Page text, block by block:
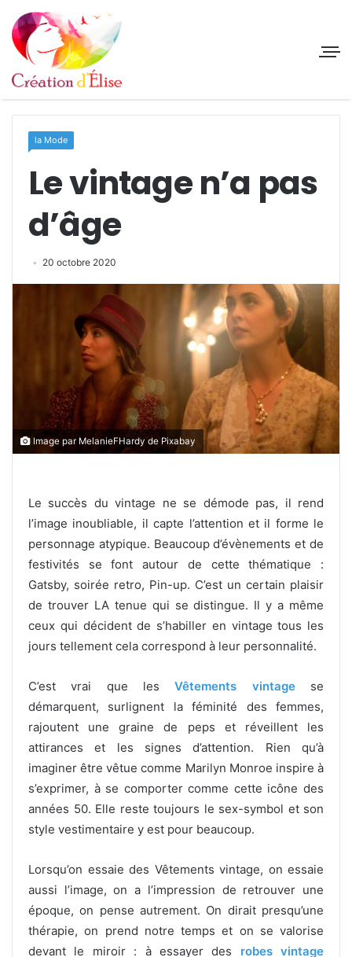
la Mode
Le vintage n’a pas
d’âge
20 octobre 2020
Image par MelanieFHardy de Pixabay
Le succès du vintage ne se démode pas, il rend
l’image inoubliable, il capte l’attention et il forme le
personnage atypique. Beaucoup d’évènements et de
festivités se font autour de cette thématique :
Gatsby, soirée retro, Pin-up. C’est un certain plaisir
de trouver LA tenue qui se distingue. Il y a même
ceux qui décident de s’habiller en vintage tous les
jours tellement cela correspond à leur personnalité.
C’est vrai que lesVêtements vintagese
démarquent, surlignent la féminité des femmes,
rajoutent une graine de peps et réveillent les
attirances et les signes d’attention. Rien qu’à
imaginer être vêtue comme Marilyn Monroe inspire à
s’exprimer, à se comporter comme cette icône des
années 50. Elle reste toujours le sex-symbol et son
style vestimentaire y est pour beaucoup.
Lorsqu’on essaie des Vêtements vintage, on essaie
aussi l’image, on a l’impression de retrouver une
époque, on pense autrement. On dirait presqu’une
thérapie, on prend notre temps et on se valorise
devant le miroir : à essayer des robes vintage